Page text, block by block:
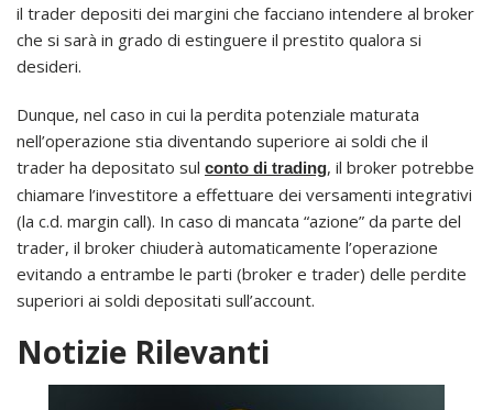
il trader depositi dei margini che facciano intendere al broker
che si sarà in grado di estinguere il prestito qualora si
desideri.
Dunque, nel caso in cui la perdita potenziale maturata
nell’operazione stia diventando superiore ai soldi che il
trader ha depositato sul conto di trading, il broker potrebbe
chiamare l’investitore a effettuare dei versamenti integrativi
(la c.d. margin call). In caso di mancata “azione” da parte del
trader, il broker chiuderà automaticamente l’operazione
evitando a entrambe le parti (broker e trader) delle perdite
superiori ai soldi depositati sull’account.
Notizie Rilevanti